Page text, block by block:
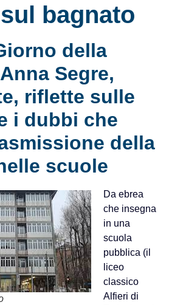
bagnato
della
Segre,
riflette sulle
i dubbi che
della
scuole
Da ebrea
che insegna
in una
scuola
pubblica (il
liceo
classico
Alfieri di